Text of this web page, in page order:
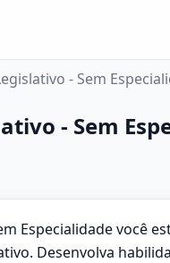
- Sem
- Sem
Especialidade
Desenvolva